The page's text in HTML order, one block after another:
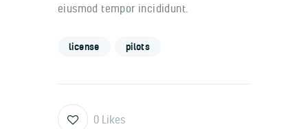
eiusmod tempor incididunt.
license pilots
0 Likes